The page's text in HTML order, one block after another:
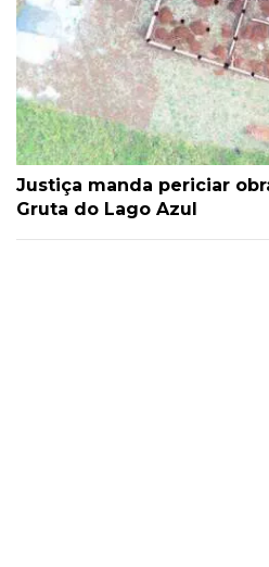
Justiça manda periciar
Gruta do Lago Azul